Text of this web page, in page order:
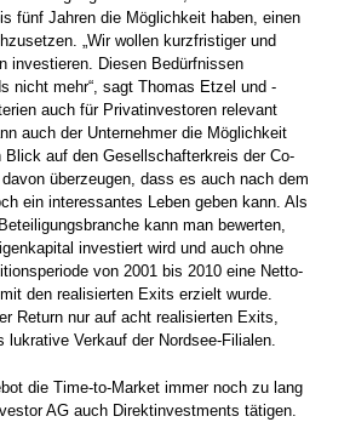
fünf Jahren die Möglichkeit haben, einen
„Wir wollen kurzfristiger und
investieren. Diesen Bedürfnissen
nicht mehr“, sagt Thomas Etzel und
auch für Privatinvestoren relevant
auch der Unternehmer die Möglichkeit
Blick auf den Gesellschafterkreis der Co-
überzeugen, dass es auch nach dem
ein interessantes ­Leben ­geben kann. Als
kann man bewerten,
investiert wird und auch ohne
von 2001 bis 2010 eine Netto-
den realisierten Exits erzielt ­wurde.
Return nur auf acht realisierten Exits,
lukrative Verkauf der Nordsee-Filialen.
die Time-to-Market immer noch zu lang
AG auch Direktinvestments tätigen.